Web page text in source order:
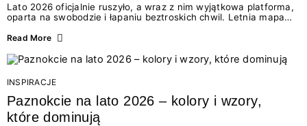
Lato 2026 oficjalnie ruszyło, a wraz z nim wyjątkowa platforma,
oparta na swobodzie i łapaniu beztroskich chwil. Letnia mapa
doświadczenia wakacji – od spontanicznych wyjazdów, przez
Motywem przewodnim jest eksplorowanie i kolekcjonowanie
letnich momentów. Z tej okazji przygotowaliśmy coś absolutnie
wyjątkowego: wielki konkurs z wakacje.pl oraz dawkę
najgorętszych trendów w...
Read More
INSPIRACJE
Paznokcie na lato 2026 – kolory i wzory,
które dominują